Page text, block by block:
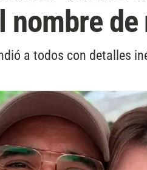
nombre
a todos con detalles